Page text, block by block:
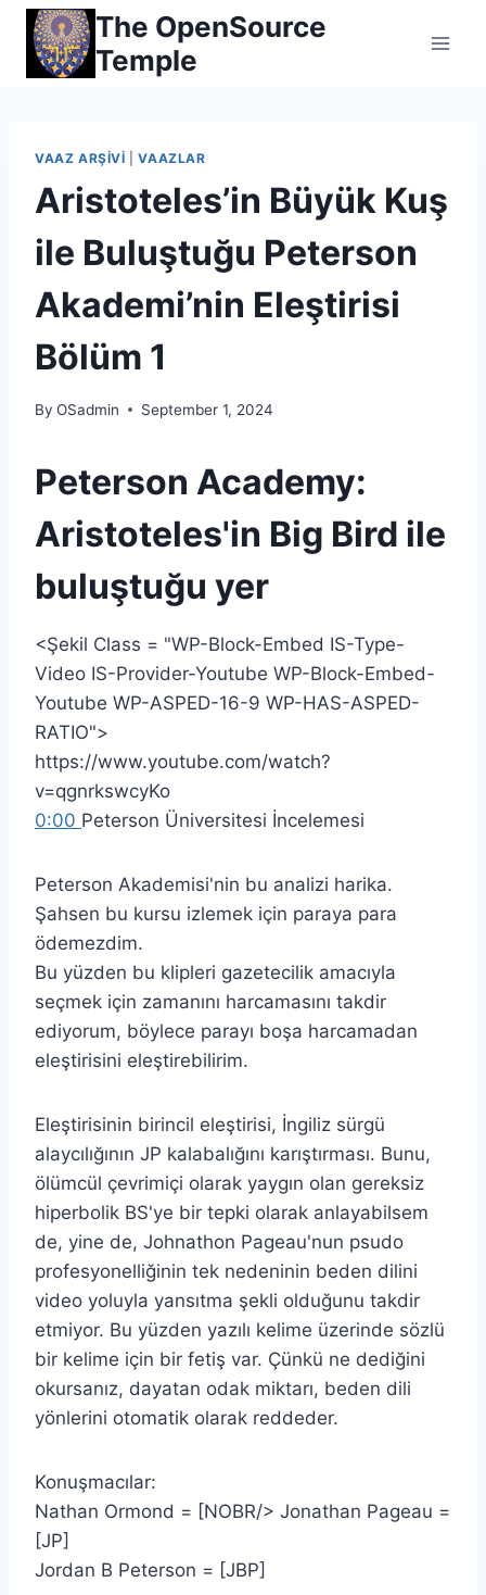
Skip
content
The OpenSource
Temple
VAAZ ARŞIVI |VAAZLAR
Aristoteles’in Büyük Kuş
ile Buluştuğu Peterson
Akademi’nin Eleştirisi
Bölüm 1
By OSadmin September 1, 2024
Peterson Academy:
Aristoteles'in Big Bird ile
buluştuğu yer
<Şekil Class = "WP-Block-Embed IS-Type-
Video IS-Provider-Youtube WP-Block-Embed-
Youtube WP-ASPED-16-9 WP-HAS-ASPED-
RATIO">
https://www.youtube.com/watch?
v=qgnrkswcyKo
0:00 Peterson Üniversitesi İncelemesi
Peterson Akademisi'nin bu analizi harika.
Şahsen bu kursu izlemek için paraya para
ödemezdim.
Bu yüzden bu klipleri gazetecilik amacıyla
seçmek için zamanını harcamasını takdir
ediyorum, böylece parayı boşa harcamadan
eleştirisini eleştirebilirim.
Eleştirisinin birincil eleştirisi, İngiliz sürgü
alaycılığının JP kalabalığını karıştırması. Bunu,
ölümcül çevrimiçi olarak yaygın olan gereksiz
hiperbolik BS'ye bir tepki olarak anlayabilsem
de, yine de, Johnathon Pageau'nun psudo
profesyonelliğinin tek nedeninin beden dilini
video yoluyla yansıtma şekli olduğunu takdir
etmiyor. Bu yüzden yazılı kelime üzerinde sözlü
bir kelime için bir fetiş var. Çünkü ne dediğini
okursanız, dayatan odak miktarı, beden dili
yönlerini otomatik olarak reddeder.
Konuşmacılar:
Nathan Ormond = [NOBR/> Jonathan Pageau =
[JP]
Jordan B Peterson = [JBP]